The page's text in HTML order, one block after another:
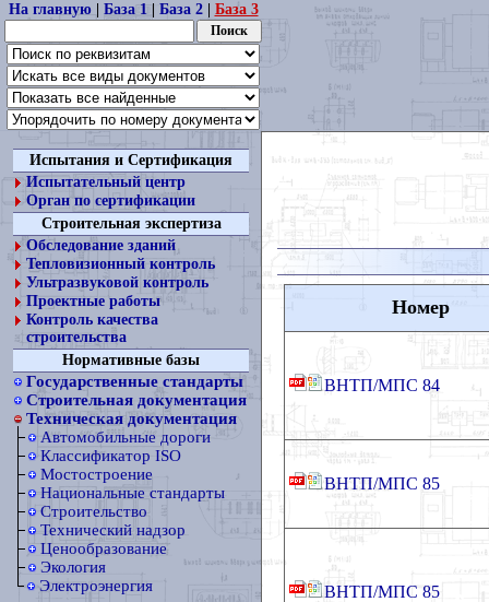
На главную| База 1| База 2| База 3
Испытания и Сертификация
Испытательный центр
Орган по сертификации
Строительная экспертиза
Обследование зданий
Тепловизионный контроль
Ультразвуковой контроль
Проектные работы
Контроль качества
строительства
Нормативные базы
Государственные стандарты
Строительная документация
Техническая документация
Автомобильные дороги
Классификатор ISO
Мостостроение
Национальные стандарты
Строительство
Технический надзор
Ценообразование
Экология
Электроэнергия
Номер
ВНТП/МПС 84
ВНТП/МПС 85
ВНТП/МПС 85